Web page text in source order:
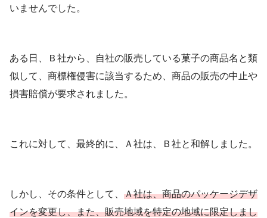
いませんでした。
ある日、Ｂ社から、自社の販売している菓子の商品名と類
似して、商標権侵害に該当するため、商品の販売の中止や
損害賠償が要求されました。
これに対して、最終的に、Ａ社は、Ｂ社と和解しました。
しかし、その条件として、 Ａ社は、商品のパッケージデザ
インを変更し、また、販売地域を特定の地域に限定しまし